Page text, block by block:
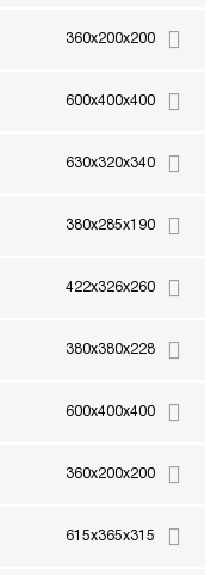
360x200x200
600x400x400
630x320x340
380x285x190
422x326x260
380x380x228
600x400x400
360x200x200
615x365x315